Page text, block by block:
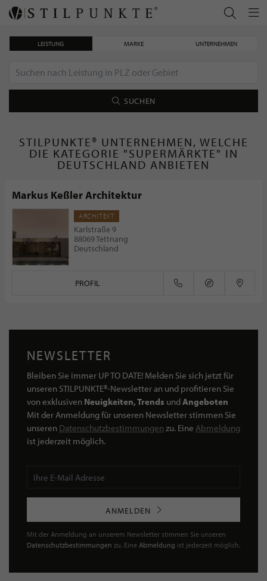
LEISTUNG MARKE UNTERNEHMEN
SUCHEN
STILPUNKTE® UNTERNEHMEN, WELCHE
DIE KATEGORIE "SUPERMÄRKTE" IN
DEUTSCHLAND ANBIETEN
Markus Keßler Architektur
ARCHITEKT
Karlstraße 9
88069 Tettnang
Deutschland
PROFIL
NEWSLETTER
Bleiben Sie immer UP TO DATE! Melden Sie sich jetzt für
unseren STILPUNKTE®-Newsletter an und profitieren Sie
von exklusiven Neuigkeiten, Trends undAngeboten
Mit der Anmeldung für unseren Newsletter stimmen Sie
unseren Datenschutzbestimmungen zu. Eine Abmeldung
ist jederzeit möglich.
ANMELDEN
Mit der Anmeldung an unserem Newsletter stimmen Sie unseren
Datenschutzbestimmungen zu. Eine Abmeldung ist jederzeit möglich.